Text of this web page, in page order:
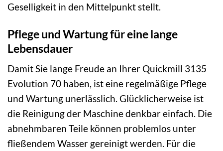
Geselligkeit in den Mittelpunkt stellt.
Pflege und Wartung für eine lange
Lebensdauer
Damit Sie lange Freude an Ihrer Quickmill 3135
Evolution 70 haben, ist eine regelmäßige Pflege
und Wartung unerlässlich. Glücklicherweise ist
die Reinigung der Maschine denkbar einfach. Die
abnehmbaren Teile können problemlos unter
fließendem Wasser gereinigt werden. Für die